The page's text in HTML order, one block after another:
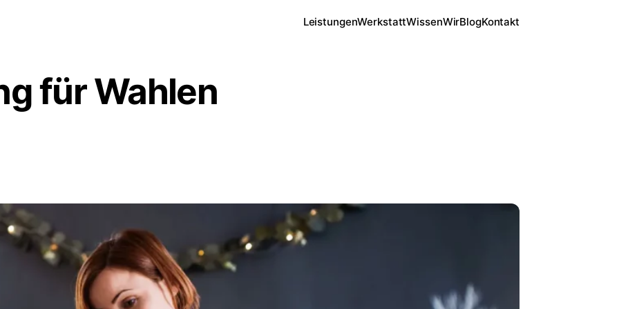
LeistungenWerkstattWissenWirBlogKontakt
für Wahlen